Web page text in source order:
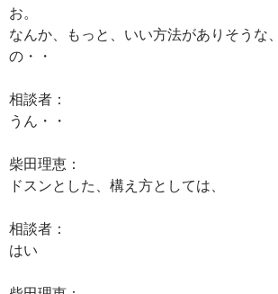
お。
なんか、もっと、いい方法がありそうな
の・・
相談者：
うん・・
柴田理恵：
ドスンとした、構え方としては、
相談者：
はい